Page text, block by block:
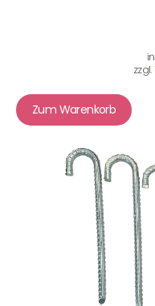
zzgl.
Zum Warenkorb